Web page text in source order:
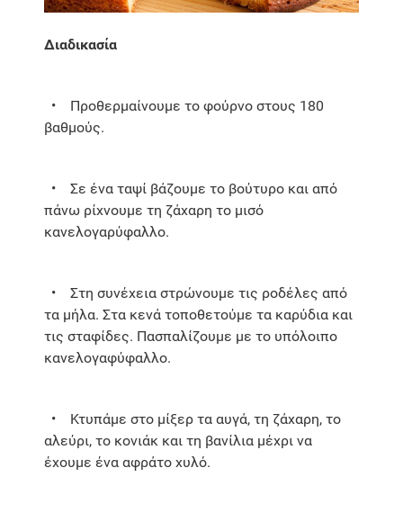
Διαδικασία
• Προθερμαίνουμε το φούρνο στους 180
βαθμούς.
• Σε ένα ταψί βάζουμε το βούτυρο και από
πάνω ρίχνουμε τη ζάχαρη το μισό
κανελογαρύφαλλο.
• Στη συνέχεια στρώνουμε τις ροδέλες από
τα μήλα. Στα κενά τοποθετούμε τα καρύδια και
τις σταφίδες. Πασπαλίζουμε με το υπόλοιπο
κανελογαφύφαλλο.
• Κτυπάμε στο μίξερ τα αυγά, τη ζάχαρη, το
αλεύρι, το κονιάκ και τη βανίλια μέχρι να
έχουμε ένα αφράτο χυλό.